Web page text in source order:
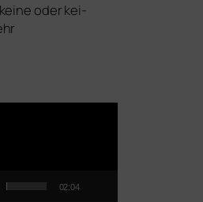
oder kei­
02:04